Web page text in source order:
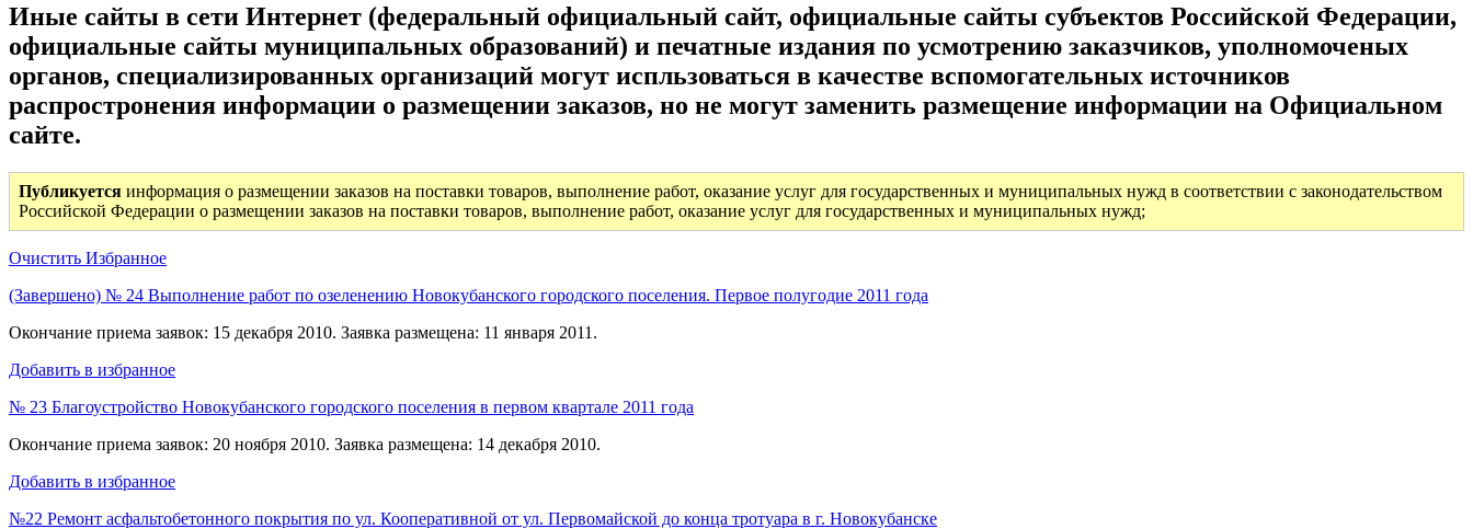
Иные сайты в сети Интернет (федеральный официальный сайт, официальные сайты субъектов Российской Федерации,
официальные сайты муниципальных образований) и печатные издания по усмотрению заказчиков, уполномоченых
органов, специализированных организаций могут испльзоваться в качестве вспомогательных источников
распростронения информации о размещении заказов, но не могут заменить размещение информации на Официальном
сайте.
Публикуется информация о размещении заказов на поставки товаров, выполнение работ, оказание услуг для государственных и муниципальных нужд в соответствии с законодательством
Российской Федерации о размещении заказов на поставки товаров, выполнение работ, оказание услуг для государственных и муниципальных нужд;
Очистить Избранное
(Завершено) № 24 Выполнение работ по озеленению Новокубанского городского поселения. Первое полугодие 2011 года
Окончание приема заявок: 15 декабря 2010. Заявка размещена: 11 января 2011.
Добавить в избранное
№ 23 Благоустройство Новокубанского городского поселения в первом квартале 2011 года
Окончание приема заявок: 20 ноября 2010. Заявка размещена: 14 декабря 2010.
Добавить в избранное
№22 Ремонт асфальтобетонного покрытия по ул. Кооперативной от ул. Первомайской до конца тротуара в г. Новокубанске